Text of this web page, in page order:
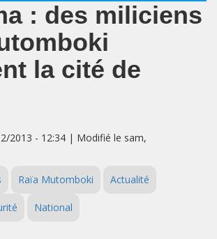
: des miliciens
la cité de
2013 - 12:34 | Modifié le sam,
Raïa Mutomboki Actualité
National